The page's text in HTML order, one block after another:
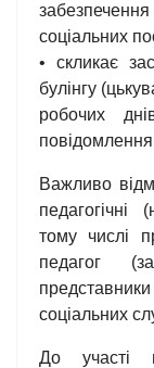
забезпечення
соціальних
• скликає
булінгу
робочих
Важливо
педагогічні
тому числі
педагог
соціальних
До участі